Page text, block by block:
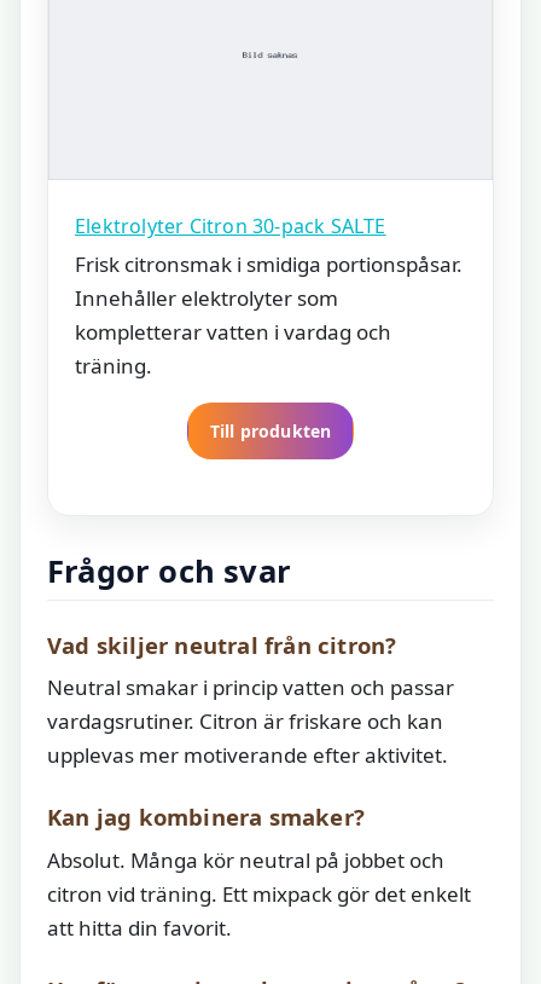
Elektrolyter Citron 30-pack SALTE
Frisk citronsmak i smidiga portionspåsar.
Innehåller elektrolyter som
kompletterar vatten i vardag och
träning.
Till produkten
Frågor och svar
Vad skiljer neutral från citron?
Neutral smakar i princip vatten och passar
vardagsrutiner. Citron är friskare och kan
upplevas mer motiverande efter aktivitet.
Kan jag kombinera smaker?
Absolut. Många kör neutral på jobbet och
citron vid träning. Ett mixpack gör det enkelt
att hitta din favorit.